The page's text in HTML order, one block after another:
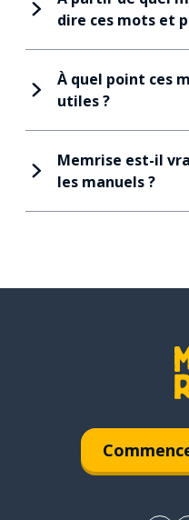
dire ces mots et
À quel point ces
utiles ?
Memrise est-il
les manuels ?